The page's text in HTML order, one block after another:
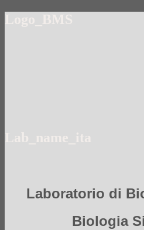
Laboratorio di
Biologia